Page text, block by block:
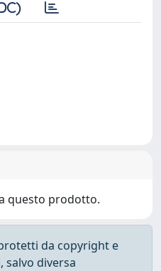
questo prodotto.
da copyright e
diversa